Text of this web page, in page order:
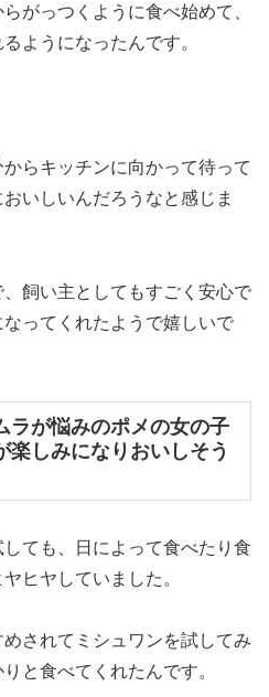
がっつくように食べ始めて、
ようになったんです。
らキッチンに向かって待って
いしいんだろうなと感じま
飼い主としてもすごく安心で
ってくれたようで嬉しいで
ラが悩みのポメの女の子
楽しみになりおいしそう
ても、日によって食べたり食
ヒヤしていました。
されてミシュワンを試してみ
と食べてくれたんです。